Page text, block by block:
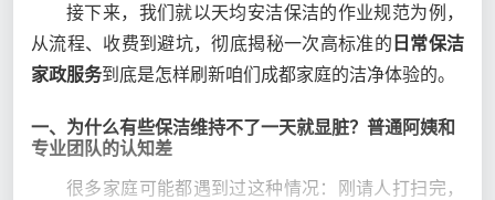
接下来，我们就以天均安洁保洁的作业规范为例，
从流程、收费到避坑，彻底揭秘一次高标准的 日常保洁
家政服务到底是怎样刷新咱们成都家庭的洁净体验的。
一、为什么有些保洁维持不了一天就显脏？普通阿姨和
专业团队的认知差
很多家庭可能都遇到过这种情况：刚请人打扫完，